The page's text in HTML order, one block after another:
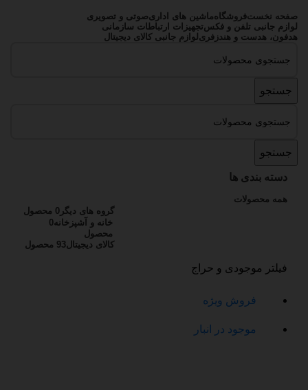
صفحه نخستفروشگاهماشین های اداریصوتی و تصویری
لوازم جانبی تلفن و فکستجهیزات ارتباطات سازمانی
هدفون، هدست و هندزفری لوازم جانبی کالای دیجیتال
جستجو
جستجو
دسته بندی ها
همه محصولات
گروه های دیگر 0 محصول
خانه و آشپزخانه0
محصول
کالای دیجیتال93 محصول
فیلتر موجودی و حراج
فروش ویژه
موجود در انبار